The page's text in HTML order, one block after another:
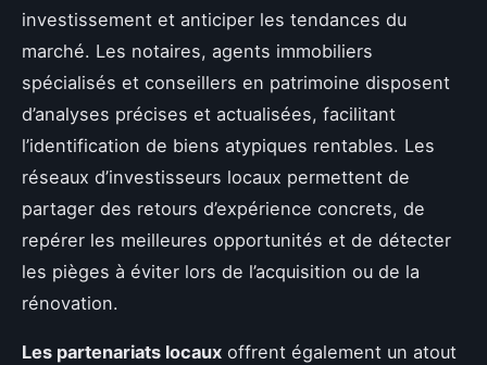
investissement et anticiper les tendances du
marché. Les notaires, agents immobiliers
spécialisés et conseillers en patrimoine disposent
d’analyses précises et actualisées, facilitant
l’identification de biens atypiques rentables. Les
réseaux d’investisseurs locaux permettent de
partager des retours d’expérience concrets, de
repérer les meilleures opportunités et de détecter
les pièges à éviter lors de l’acquisition ou de la
rénovation.
Les partenariats locaux offrent également un atout